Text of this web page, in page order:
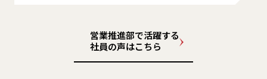
営業推進部で活躍する
社員の声はこちら